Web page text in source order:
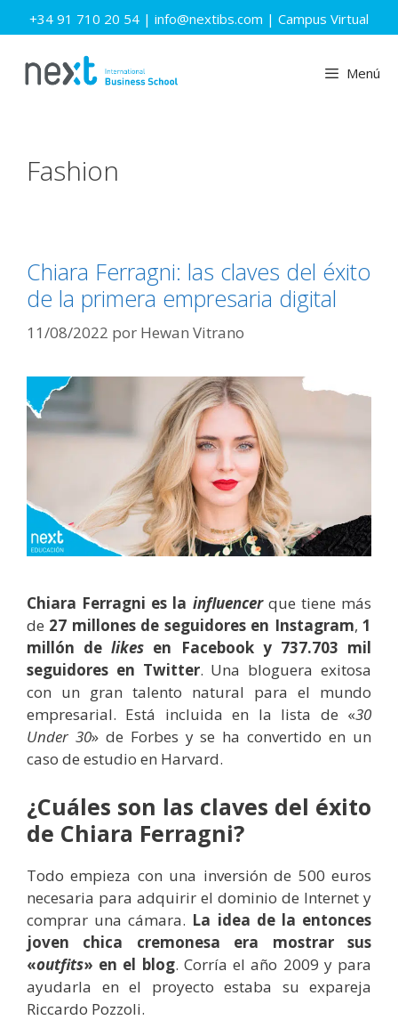
Saltar
al
+34 91 710 20 54 | info@nextibs.com | Campus Virtual
Menú
Fashion
Chiara Ferragni: las claves del éxito
de la primera empresaria digital
11/08/2022 por Hewan Vitrano
Chiara Ferragni es la influencerque tiene más
de 27 millones de seguidores en Instagram,1
millón delikes en Facebook y 737.703 mil
seguidores en Twitter. Una bloguera exitosa
con un gran talento natural para el mundo
empresarial. Está incluida en la lista de «30
Under 30» de Forbes y se ha convertido en un
caso de estudio en Harvard.
¿Cuáles son las claves del éxito
de Chiara Ferragni?
Todo empieza con una inversión de 500 euros
necesaria para adquirir el dominio de Internet y
comprar una cámara. La idea de la entonces
joven chica cremonesa era mostrar sus
«outfits» en el blog. Corría el año 2009 y para
ayudarla en el proyecto estaba su expareja
Riccardo Pozzoli.